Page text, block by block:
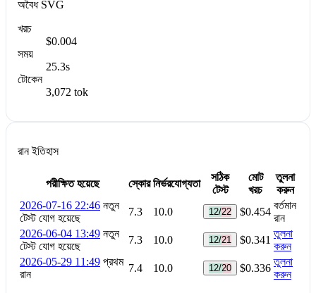
অবৈধ SVG
খরচ
$0.004
সময়
25.3s
টোকেন
3,072 tok
রান ইতিহাস
পরীক্ষিত হয়েছে স্কোর নির্ভরযোগ্যতা
সঠিক
টেস্ট
মোট
খরচ
তুলনা
করুন
2026-07-16 22:46 নতুন
টেস্ট যোগ হয়েছে
7.3 10.0 12/22 $0.454
বর্তমান
রান
2026-06-04 13:49 নতুন
টেস্ট যোগ হয়েছে
7.3 10.0 12/21 $0.341
তুলনা
করুন
2026-05-29 11:49 প্রথম
রান
7.4 10.0 12/20 $0.336
তুলনা
করুন